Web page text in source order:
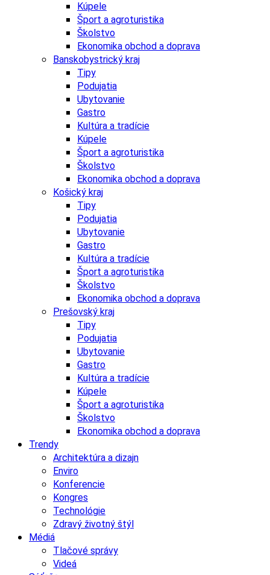
Kúpele
Šport a agroturistika
Školstvo
Ekonomika obchod a doprava
Banskobystrický kraj
Tipy
Podujatia
Ubytovanie
Gastro
Kultúra a tradície
Kúpele
Šport a agroturistika
Školstvo
Ekonomika obchod a doprava
Košický kraj
Tipy
Podujatia
Ubytovanie
Gastro
Kultúra a tradície
Šport a agroturistika
Školstvo
Ekonomika obchod a doprava
Prešovský kraj
Tipy
Podujatia
Ubytovanie
Gastro
Kultúra a tradície
Kúpele
Šport a agroturistika
Školstvo
Ekonomika obchod a doprava
Trendy
Architektúra a dizajn
Enviro
Konferencie
Kongres
Technológie
Zdravý životný štýl
Médiá
Tlačové správy
Videá